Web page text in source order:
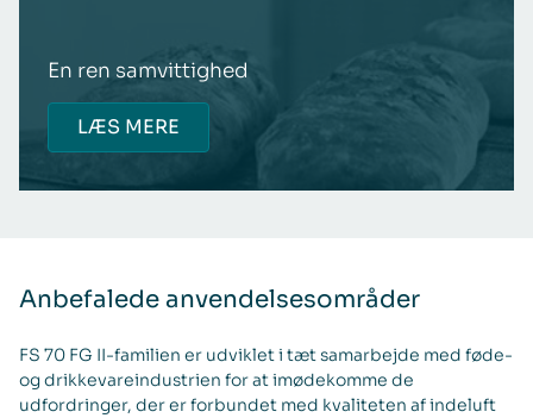
En ren samvittighed
LÆS MERE
Anbefalede anvendelsesområder
FS 70 FG II-familien er udviklet i tæt samarbejde med føde-
og drikkevareindustrien for at imødekomme de
udfordringer, der er forbundet med kvaliteten af indeluft